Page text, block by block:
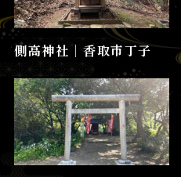
側高神社│香取市丁子